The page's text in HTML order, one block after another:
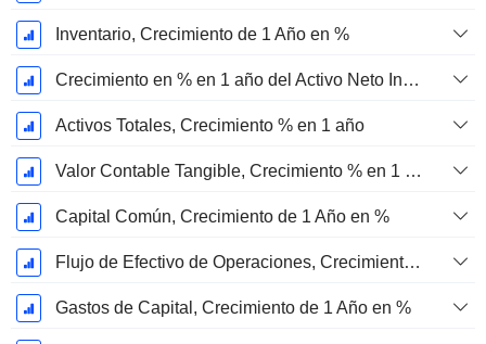
Inventario, Crecimiento de 1 Año en %
Crecimiento en % en 1 año del Activo Neto Inmovilizado Material
Activos Totales, Crecimiento % en 1 año
Valor Contable Tangible, Crecimiento % en 1 año
Capital Común, Crecimiento de 1 Año en %
Flujo de Efectivo de Operaciones, Crecimiento de 1 Año en %
Gastos de Capital, Crecimiento de 1 Año en %